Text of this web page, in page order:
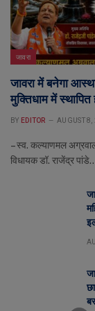
जावरा
जावरा में बनेगा
मुक्तिधाम में स्थापित
BY EDITOR AUGUST
– स्व. कल्याणमल
विधायक डॉ. राजेंद्र